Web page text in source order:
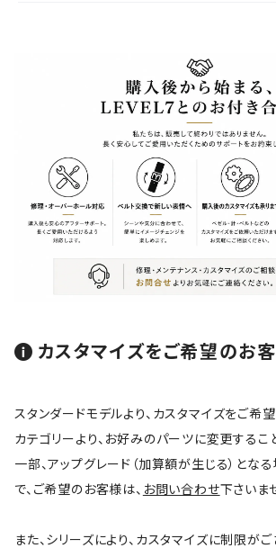
カスタマイズをご希望のお
スタンダードモデルより、カスタマイズをご希
カテゴリーより、お好みのパーツに変更するこ
一部、アップグレード（加算額が生じる）とな
で、ご希望のお客様は、 お問い合わせ下さいま
また、シリーズにより、カスタマイズに制限がご